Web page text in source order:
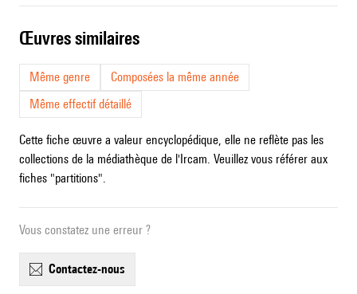
œuvres similaires
Même genre
Composées la même année
Même effectif détaillé
Cette fiche œuvre a valeur encyclopédique, elle ne reflète pas les
collections de la médiathèque de l'Ircam. Veuillez vous référer aux
fiches "partitions".
Vous constatez une erreur ?
contactez-nous